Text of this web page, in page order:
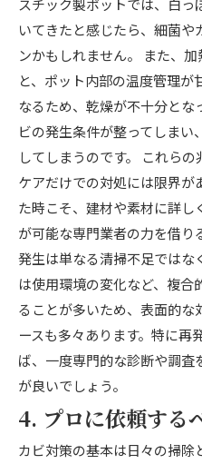
いてきたと感じたら、細菌
ンかもしれません。 また、
と、ポット内部の温度管理
なるため、乾燥が不十分とな
ビの発生条件が整ってしま
してしまうのです。 これら
ケアだけでの対処には限界が
た時こそ、建材や素材に詳
が可能な専門業者の力を借り
発生は単なる清掃不足ではな
は使用環境の変化など、複
ることが多いため、表面的
ースも多々あります。特に再
ば、一度専門的な診断や調
が良いでしょう。
4. プロに依頼する
カビ対策の基本は日々の掃